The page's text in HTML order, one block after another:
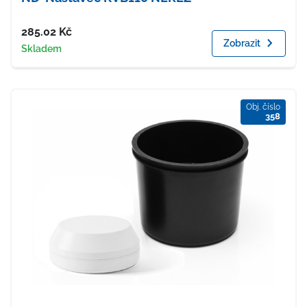
Cena
285.02 Kč
Dostupnost
Skladem Zobrazit
Obj. číslo
358